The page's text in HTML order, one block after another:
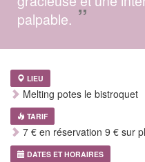
palpable. ”
LIEU
Melting potes le bistroquet
TARIF
7 € en réservation 9 € sur
DATES ET HORAIRES